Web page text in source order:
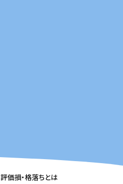
評価損・格落ちとは